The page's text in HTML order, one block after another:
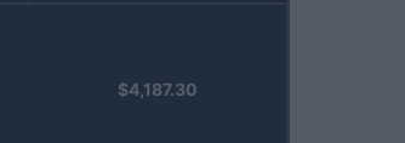
$4,187.30